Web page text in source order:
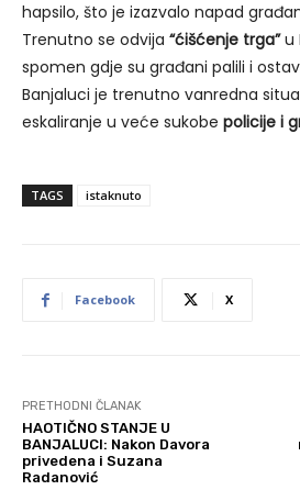
hapsilo, što je izazvalo napad
Trenutno se odvija “ćišćenje trga”u
spomen gdje su građani palili i
Banjaluci je trenutno vanredna
eskaliranje u veće sukobe policije i
TAGS istaknuto
Facebook X
PRETHODNI ČLANAK
HAOTIČNO STANJE U
BANJALUCI: Nakon Davora
privedena i Suzana
Radanović